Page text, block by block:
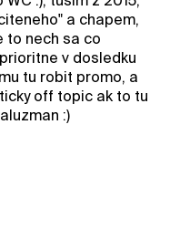
a chapem,
to nech sa co
v dosledku
tu robit promo, a
off topic ak to tu
:)